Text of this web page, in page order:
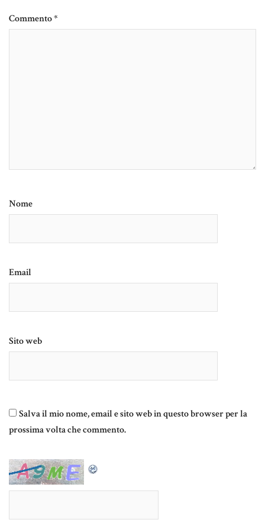
Commento*
Nome
Email
Sito web
Salva il mio nome, email e sito web in questo browser per la
prossima volta che commento.